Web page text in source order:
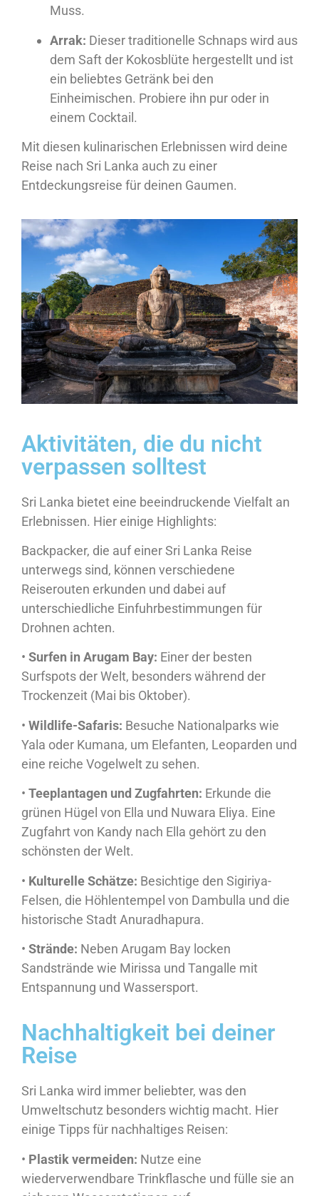
Muss.
Arrak: Dieser traditionelle Schnaps wird aus
dem Saft der Kokosblüte hergestellt und ist
ein beliebtes Getränk bei den
Einheimischen. Probiere ihn pur oder in
einem Cocktail.
Mit diesen kulinarischen Erlebnissen wird deine
Reise nach Sri Lanka auch zu einer
Entdeckungsreise für deinen Gaumen.
Aktivitäten, die du nicht
verpassen solltest
Sri Lanka bietet eine beeindruckende Vielfalt an
Erlebnissen. Hier einige Highlights:
Backpacker, die auf einer Sri Lanka Reise
unterwegs sind, können verschiedene
Reiserouten erkunden und dabei auf
unterschiedliche Einfuhrbestimmungen für
Drohnen achten.
• Surfen in Arugam Bay: Einer der besten
Surfspots der Welt, besonders während der
Trockenzeit (Mai bis Oktober).
• Wildlife-Safaris: Besuche Nationalparks wie
Yala oder Kumana, um Elefanten, Leoparden und
eine reiche Vogelwelt zu sehen.
• Teeplantagen und Zugfahrten: Erkunde die
grünen Hügel von Ella und Nuwara Eliya. Eine
Zugfahrt von Kandy nach Ella gehört zu den
schönsten der Welt.
• Kulturelle Schätze: Besichtige den Sigiriya-
Felsen, die Höhlentempel von Dambulla und die
historische Stadt Anuradhapura.
• Strände: Neben Arugam Bay locken
Sandstrände wie Mirissa und Tangalle mit
Entspannung und Wassersport.
Nachhaltigkeit bei deiner
Reise
Sri Lanka wird immer beliebter, was den
Umweltschutz besonders wichtig macht. Hier
einige Tipps für nachhaltiges Reisen:
• Plastik vermeiden: Nutze eine
wiederverwendbare Trinkflasche und fülle sie an